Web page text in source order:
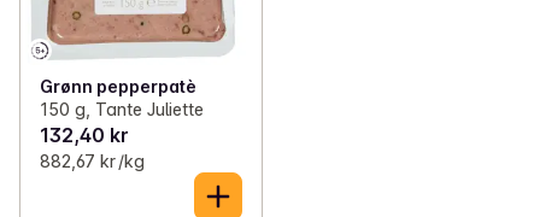
Grønn pepperpatè
150 g, Tante Juliette
132,40 kr
882,67 kr /kg